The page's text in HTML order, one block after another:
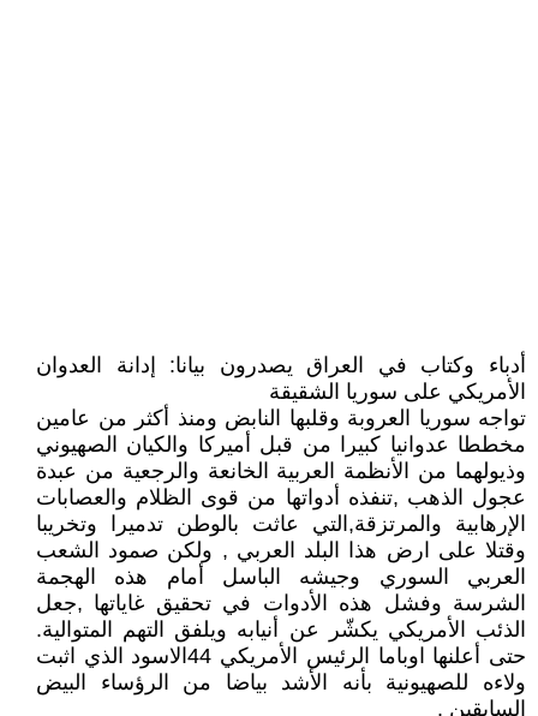
أدباء وكتاب في العراق يصدرون بيانا: إدانة العدوان
الأمريكي على سوريا الشقيقة
تواجه سوريا العروبة وقلبها النابض ومنذ أكثر من عامين
مخططا عدوانيا كبيرا من قبل أميركا والكيان الصهيوني
وذيولهما من الأنظمة العربية الخانعة والرجعية من عبدة
عجول الذهب ,تنفذه أدواتها من قوى الظلام والعصابات
الإرهابية والمرتزقة,التي عاثت بالوطن تدميرا وتخريبا
وقتلا على ارض هذا البلد العربي , ولكن صمود الشعب
العربي السوري وجيشه الباسل أمام هذه الهجمة
الشرسة وفشل هذه الأدوات في تحقيق غاياتها ,جعل
الذئب الأمريكي يكشّر عن أنيابه ويلفق التهم المتوالية.
حتى أعلنها اوباما الرئيس الأمريكي 44الاسود الذي اثبت
ولاءه للصهيونية بأنه الأشد بياضا من الرؤساء البيض
السابقين .